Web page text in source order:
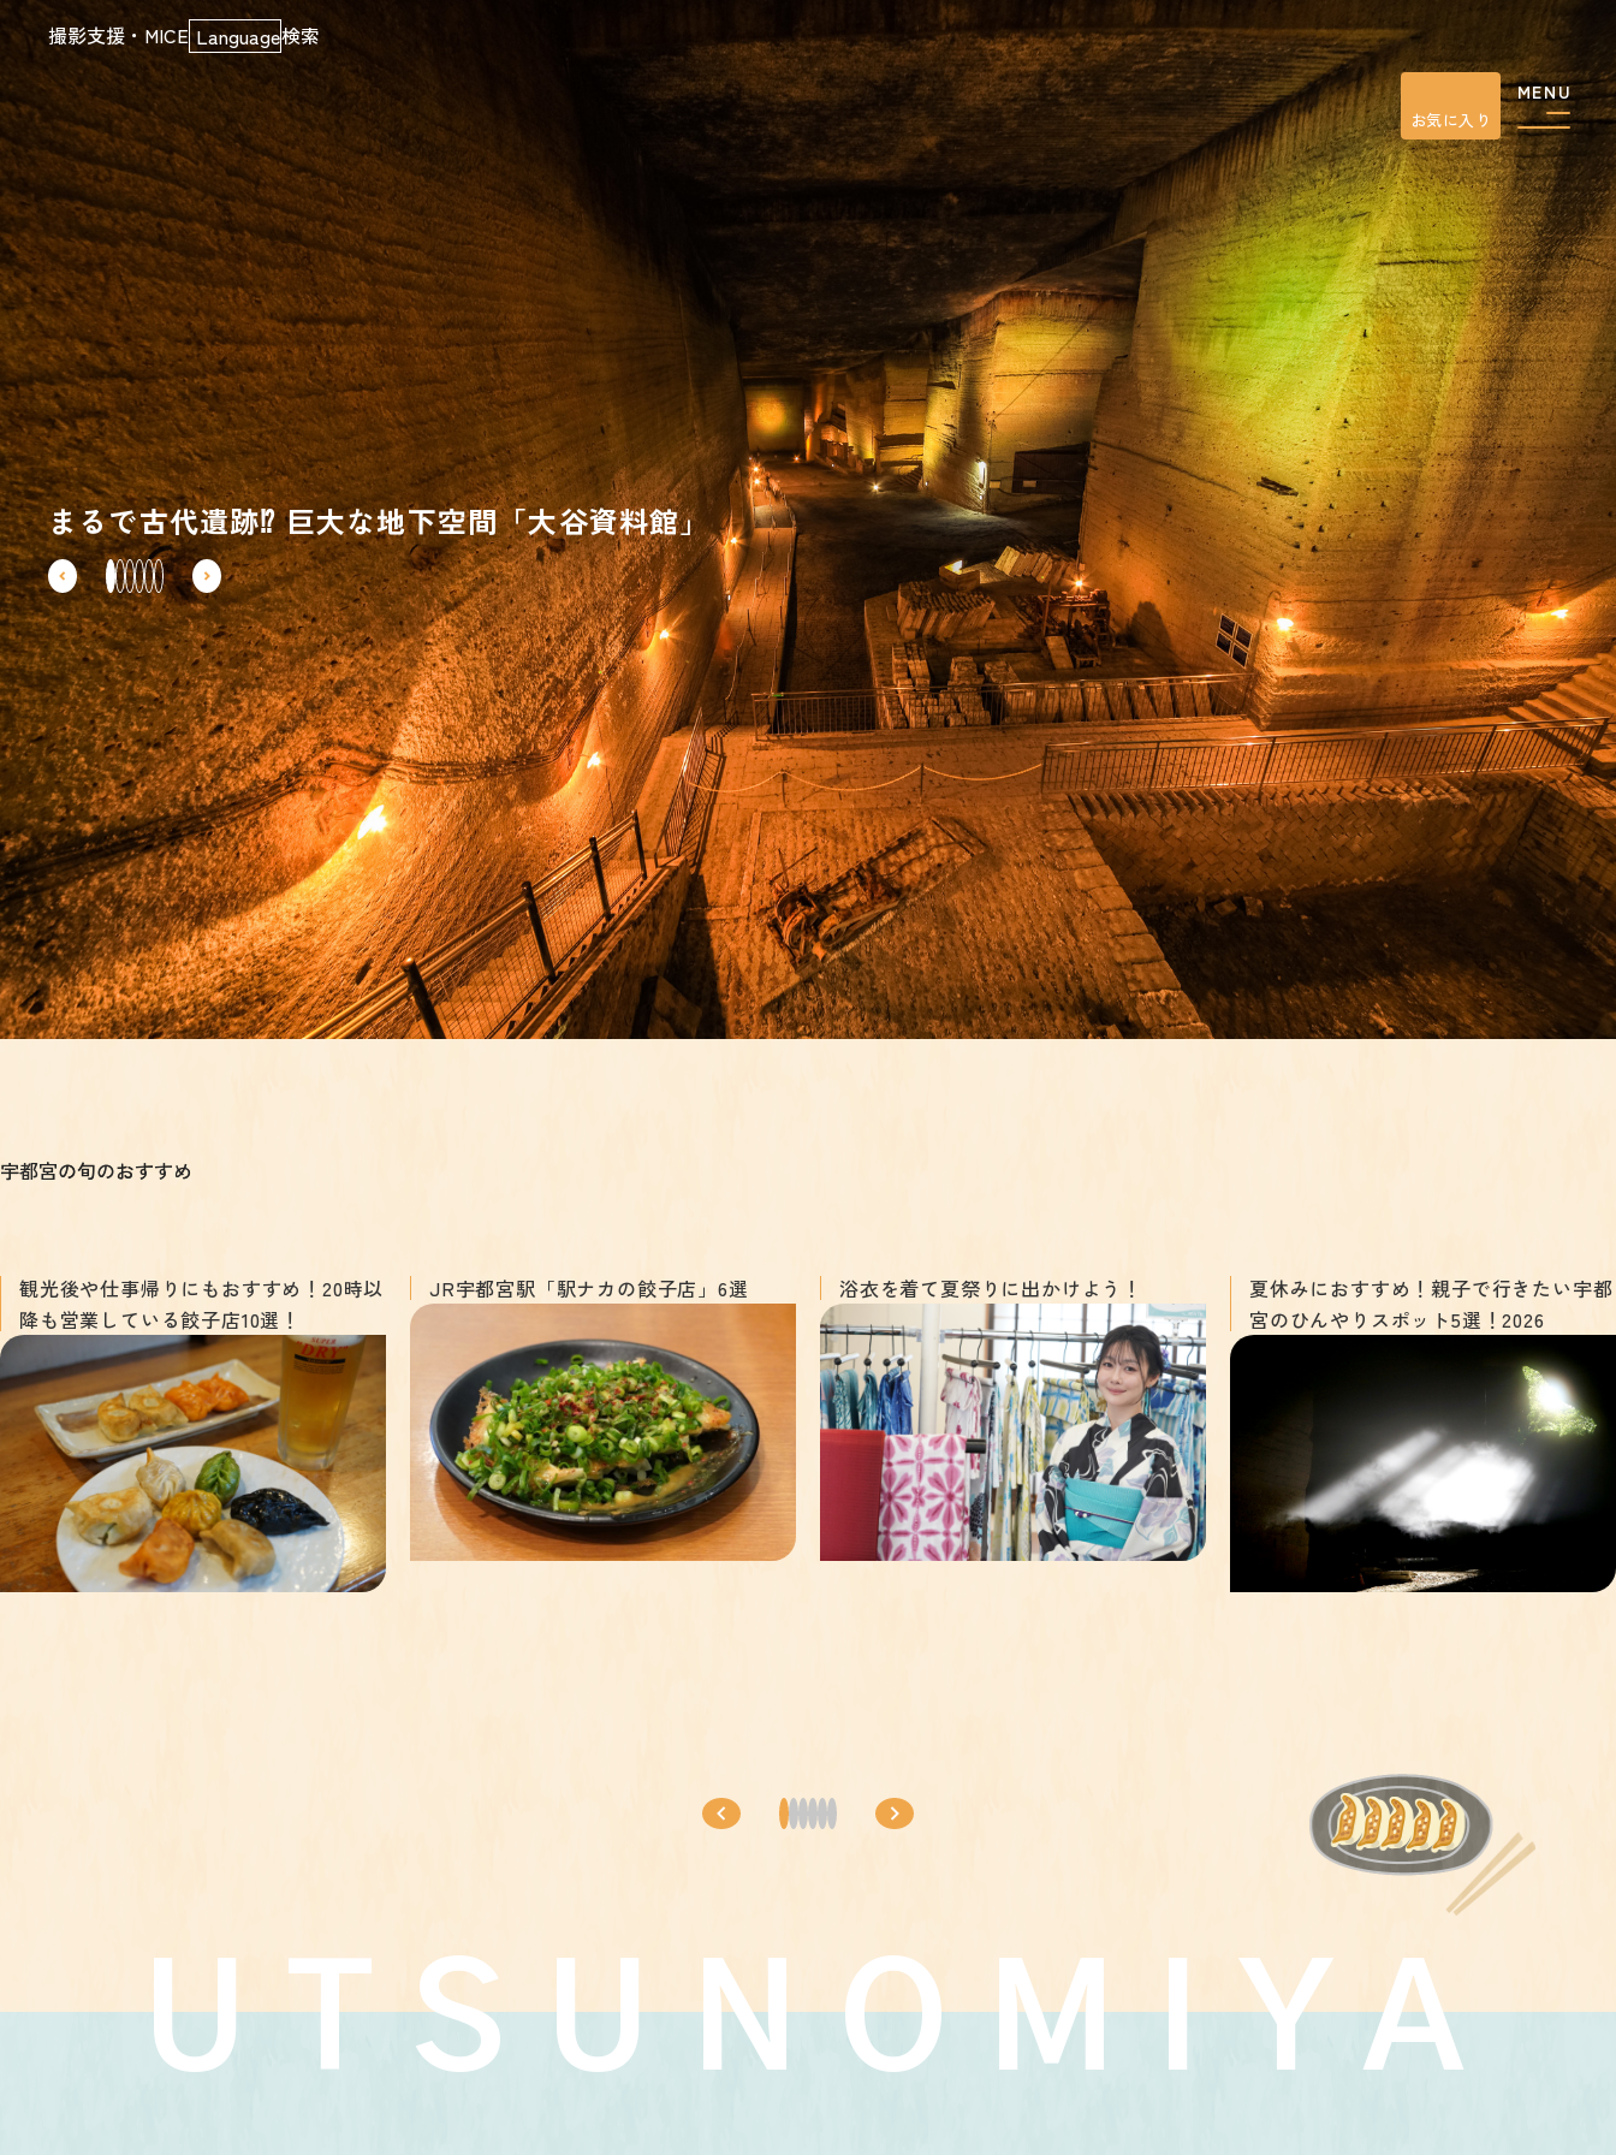
MENU
撮影支援・MICE Language検索
お気に入り
まるで古代遺跡⁉ 巨大な地下空間「大谷資料館」
宇都宮の旬のおすすめ
観光後や仕事帰りにもおすすめ！20時以
降も営業している餃子店10選！
JR宇都宮駅「駅ナカの餃子店」6選 浴衣を着て夏祭りに出かけよう！
夏休みにおすすめ！親子で行きたい宇都
宮のひんやりスポット5選！2026